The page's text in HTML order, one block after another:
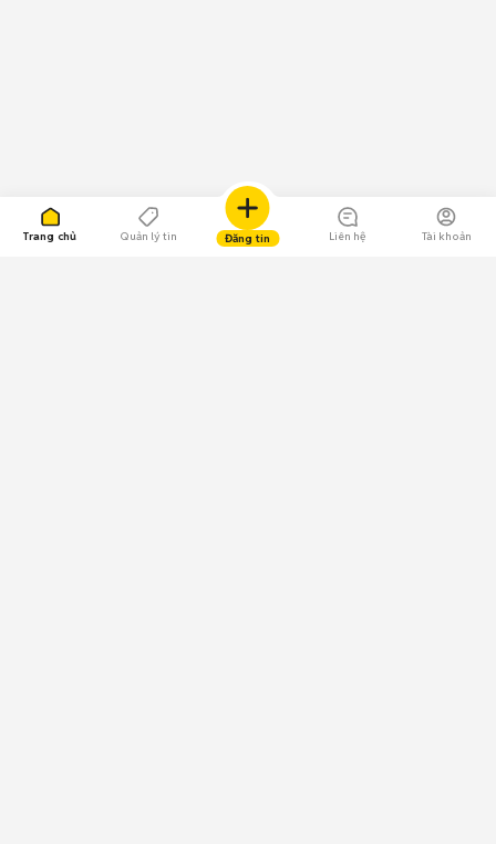
Trang chủ Quản lý tin Đăng tin Liên hệ Tài khoản